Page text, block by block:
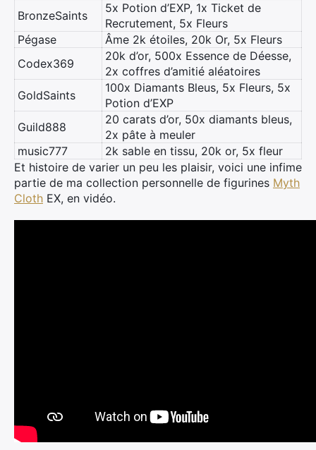
BronzeSaints
5x Potion d’EXP, 1x Ticket de
Recrutement, 5x Fleurs
Pégase
Âme 2k étoiles, 20k Or, 5x Fleurs
Codex369
20k d’or, 500x Essence de Déesse,
2x coffres d’amitié aléatoires
GoldSaints
100x Diamants Bleus, 5x Fleurs, 5x
Potion d’EXP
Guild888
20 carats d’or, 50x diamants bleus,
2x pâte à meuler
music777
2k sable en tissu, 20k or, 5x fleur
Et histoire de varier un peu les plaisir, voici une infime
partie de ma collection personnelle de figurines Myth
Cloth EX, en vidéo.